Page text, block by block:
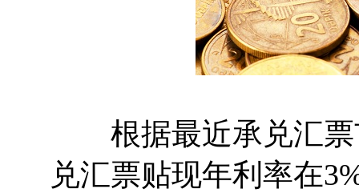
根据最近承兑汇票
兑汇票贴现年利率在